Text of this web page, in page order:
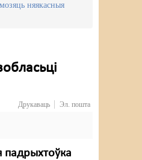
няякасныя
Друкаваць Эл. пошта
падрыхтоўка